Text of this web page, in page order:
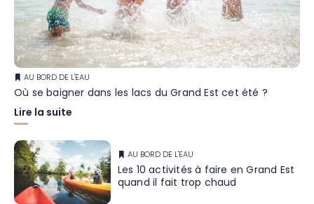
AU BORD DE L'EAU
Où se baigner dans les lacs du Grand Est cet été ?
Lire la suite
AU BORD DE L'EAU
Les 10 activités à faire en Grand Est
quand il fait trop chaud